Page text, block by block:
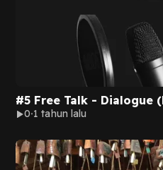
#5 Free Talk - Dialogue
0 1 tahun lalu